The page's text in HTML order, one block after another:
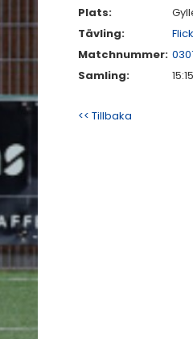
Plats:
Tävling:
Matchnummer:
Samling:
15:15
<< Tillbaka